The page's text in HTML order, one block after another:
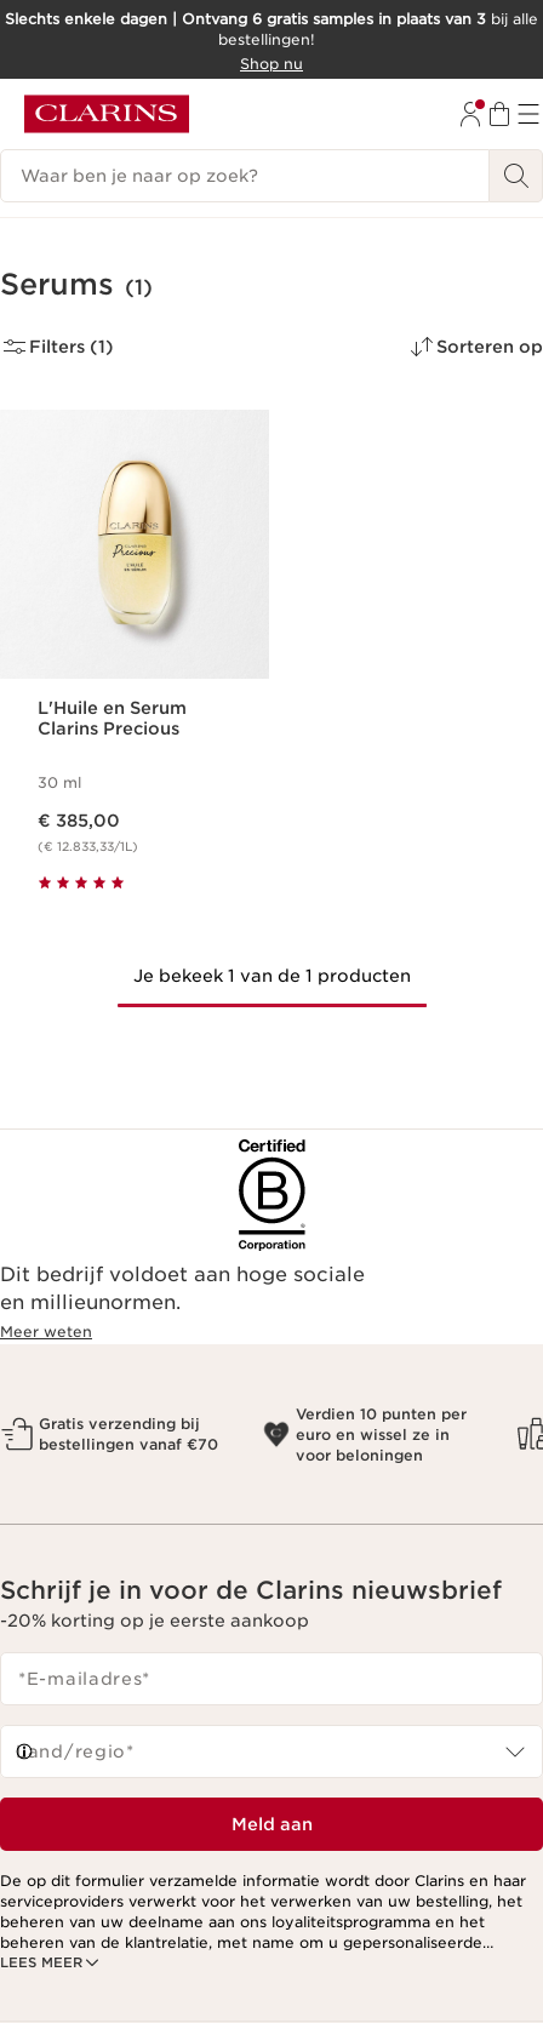
DOORGAAN NAAR INHOUD
Slechts enkele dagen | Ontvang 6 gratis samples in plaats van 3 bij alle
bestellingen!
Shop nu
Zoekgeschiedenis
Serums (1)
Filters (1) Sorteren op
L'Huile en Serum
Clarins Precious
30 ml
€ 385,00
(€ 12.833,33/1L)
Je bekeek 1 van de 1 producten
Dit bedrijf voldoet aan hoge sociale
en millieunormen.
Meer weten
Gratis verzending bij
bestellingen vanaf €70
Verdien 10 punten per
euro en wissel ze in
voor beloningen
Schrijf je in voor de Clarins nieuwsbrief
-20% korting op je eerste aankoop
*E-mailadres*
Land/regio*
Meld aan
LEES MEER
De op dit formulier verzamelde informatie wordt door Clarins en haar
serviceproviders verwerkt voor het verwerken van uw bestelling, het
beheren van uw deelname aan ons loyaliteitsprogramma en het
beheren van de klantrelatie, met name om u gepersonaliseerde
aanbiedingen te kunnen sturen op basis van uw eerdere aankopen en